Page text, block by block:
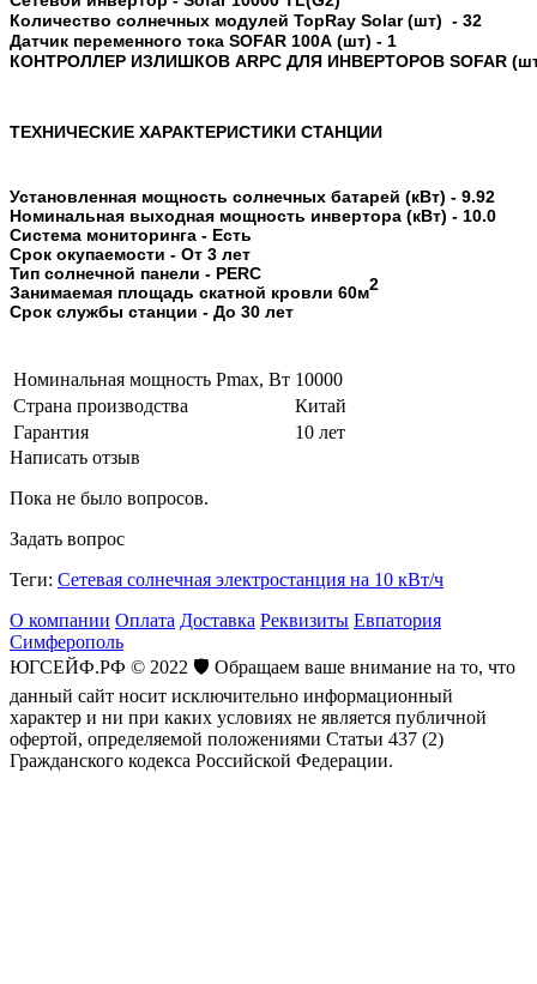
Количество солнечных модулей TopRay Solar(шт) - 32
Датчик переменного тока SOFAR 100А (шт) - 1
КОНТРОЛЛЕР ИЗЛИШКОВ ARPC ДЛЯ ИНВЕРТОРОВ SOFAR
ТЕХНИЧЕСКИЕ ХАРАКТЕРИСТИКИ СТАНЦИИ
Установленная мощность солнечных батарей (кВт) - 9.92
Номинальная выходная мощность инвертора (кВт) - 10.0
Система мониторинга - Есть
Срок окупаемости - От 3 лет
Тип солнечной панели - PERC
Занимаемая площадь скатной кровли 60м2
Срок службы станции - До 30 лет
Номинальная мощность Pmax, Вт 10000
Страна производства
Китай
Гарантия
10 лет
Написать отзыв
Пока не было вопросов.
Задать вопрос
Теги: Сетевая солнечная электростанция на 10 кВт/ч
О компании Оплата Доставка Реквизиты Евпатория
Симферополь
ЮГСЕЙФ.РФ © 2022 🛡️ Обращаем ваше внимание на то, что
данный сайт носит исключительно информационный
характер и ни при каких условиях не является публичной
офертой, определяемой положениями Статьи 437 (2)
Гражданского кодекса Российской Федерации.